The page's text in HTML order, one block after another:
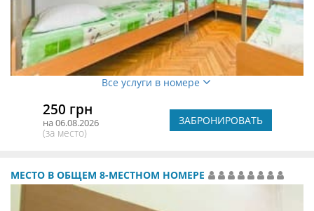
Все услуги в номере
250 грн
на 06.08.2026
(за место)
ЗАБРОНИРОВАТЬ
МЕСТО В ОБЩЕМ 8-МЕСТНОМ НОМЕРЕ